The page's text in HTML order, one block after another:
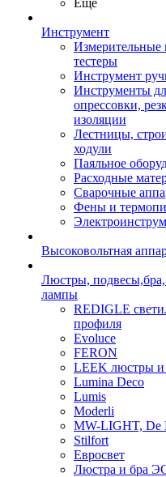
Ещё
Инструмент
Измерительные
тестеры
Инструмент
Инструменты
опрессовки,
изоляции
Лестницы,
ходули
Паяльное
Расходные
Сварочные
Фены и
Высоковольтная
Люстры,
лампы
REDIGLE
профиля
Evoluce
FERON
LEEK люстры и
Lumina Deco
Lumis
Moderli
MW-LIGHT, De
Stilfort
Евросвет
Люстра и бра